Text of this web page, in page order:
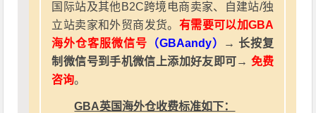
国际站及其他B2C跨境电商卖家、自建站/独
立站卖家和外贸商发货。 有需要可以加GBA
海外仓客服微信号 （GBAandy）
→ 长按复
制微信号到手机微信上添加好友即可→ 免费
咨询。
GBA英国海外仓收费标准如下：